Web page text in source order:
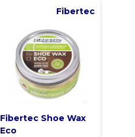
Fibertec
Fibertec Shoe Wax
Eco